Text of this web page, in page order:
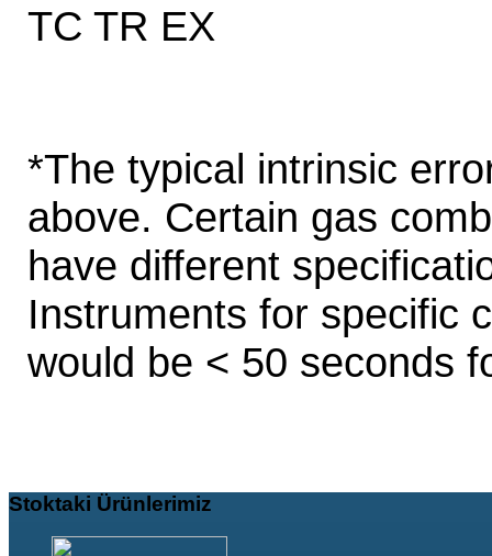
TC TR EX
*The typical intrinsic
above. Certain gas
have different
Instruments for specific
would be < 50 seconds
Stoktaki Ürünlerimiz